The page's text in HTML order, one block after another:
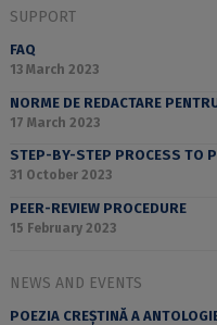
SUPPORT
FAQ
13 March 2023
NORME DE REDACTARE
17 March 2023
STEP-BY-STEP PROCESS TO
31 October 2023
PEER-REVIEW PROCEDURE
15 February 2023
NEWS AND EVENTS
POEZIA CREȘTINĂ A